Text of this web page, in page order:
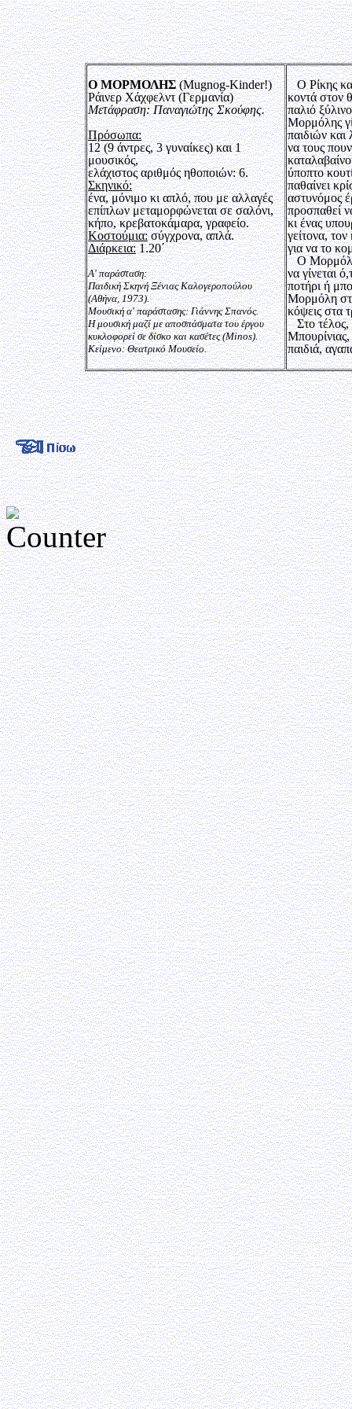
Ο ΜΟΡΜΟΛΗΣ(Mugnog-Kinder!)
Ράινερ Χάχφελντ (Γερμανία)
Μετάφραση: Παναγιώτης Σκούφης.
Πρόσωπα:
12 (9 άντρες, 3 γυναίκες) και 1
μουσικός,
ελάχιστος αριθμός ηθοποιών: 6.
Σκηνικό:
ένα, μόνιμο κι απλό, που με αλλαγές
επίπλων μεταμορφώνεται σε σαλόνι,
κήπο, κρεβατοκάμαρα, γραφείο.
Κοστούμια:σύγχρονα, απλά.
Διάρκεια:1.20΄
Α' παράσταση:
Παιδική Σκηνή Ξένιας Καλογεροπούλου
(Αθήνα, 1973).
Μουσική α' παράστασης: Γιάννης Σπανός.
Η μουσική μαζί με αποσπάσματα του έργου
κυκλοφορεί σε δίσκο και κασέτες (Minos).
Κείμενο: Θεατρικό Μουσείο.
Ο Ρίκης και
κοντά στον
παλιό
Μορμόλης
παιδιών
να τους
ύποπτο
παθαίνει
αστυνόμος
προσπαθεί
κι ένας
γείτονα,
για να το
Ο Μορμόλης
να γίνεται
ποτήρι ή
Μορμόλη
κόψεις στα
Στο τέλος,
παιδιά,